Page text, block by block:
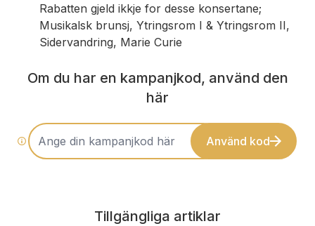
Rabatten gjeld ikkje for desse konsertane;
Musikalsk brunsj, Ytringsrom I & Ytringsrom II,
Sidervandring, Marie Curie
Om du har en kampanjkod, använd den
här
Använd kod
Tillgängliga artiklar